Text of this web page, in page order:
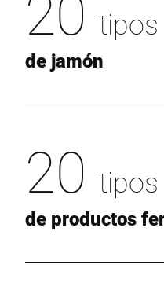
tipos
de jamón
20 tipos
de productos